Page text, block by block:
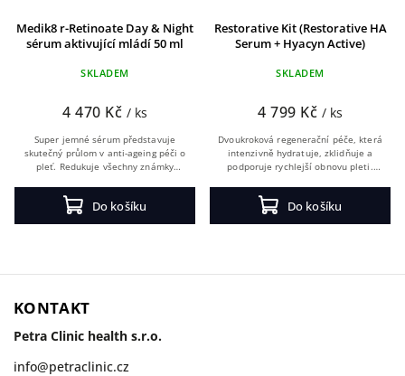
Medik8 r-Retinoate Day & Night
sérum aktivující mládí 50 ml
SKLADEM
4 470 Kč / ks
Do košíku
Super jemné sérum představuje
skutečný průlom v anti-ageing péči o
pleť. Redukuje všechny známky
viditelné již po 4 týdnech.
Restorative Kit (Restorative HA
Serum + Hyacyn Active)
SKLADEM
4 799 Kč / ks
Do košíku
Dvoukroková regenerační péče, která
intenzivně hydratuje, zklidňuje a
podporuje rychlejší obnovu pleti.
zákrocích i pro citlivou a
podrážděnou pokožku.
KONTAKT
Petra Clinic health s.r.o.
info@petraclinic.cz